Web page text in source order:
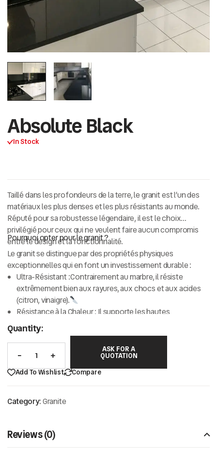
Absolute Black
In Stock
Taillé dans les profondeurs de la terre, le granit est l’un des
matériaux les plus denses et les plus résistants au monde.
Réputé pour sarobustesse légendaire, il est le choix
privilégié pour ceux qui ne veulent faire aucun compromis
entre le design et la fonctionnalité.
Pourquoi opter pour le granit ?
Le granit se distingue par des propriétés physiques
exceptionnelles qui en font un investissement durable :
Ultra-Résistant :Contrairement au marbre, il résiste
extrêmement bien aux rayures, aux chocs et aux acides
(citron, vinaigre).
Résistance à la Chaleur : Il supporte les hautes
températures, ce qui en fait le matériau roi pour les
de travail de cuisine.
Esthétique Granulaire :
Son aspect moucheté ou veiné
offre une profondeur visuelle unique avec une variété de
grains (fins ou épais) et des reflets minéraux scintillants.
Quantity:
ASK FOR A
QUOTATION
Add To Wishlist
Compare
Category:Granite
Reviews (0)